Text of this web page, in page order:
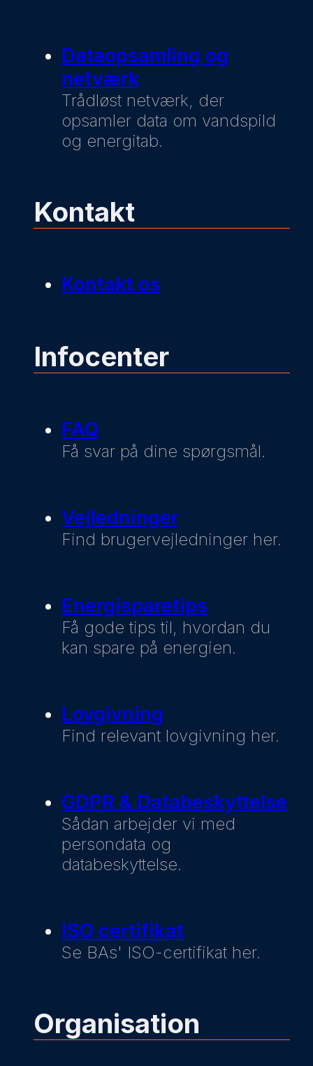
Dataopsamling og
netværk
Trådløst netværk, der
opsamler data om vandspild
og energitab.
Kontakt
Kontakt os
Infocenter
FAQ
Få svar på dine spørgsmål.
Vejledninger
Find brugervejledninger her.
Energisparetips
Få gode tips til, hvordan du
kan spare på energien.
Lovgivning
Find relevant lovgivning her.
GDPR & Databeskyttelse
Sådan arbejder vi med
persondata og
databeskyttelse.
ISO certifikat
Se BAs' ISO-certifikat her.
Organisation